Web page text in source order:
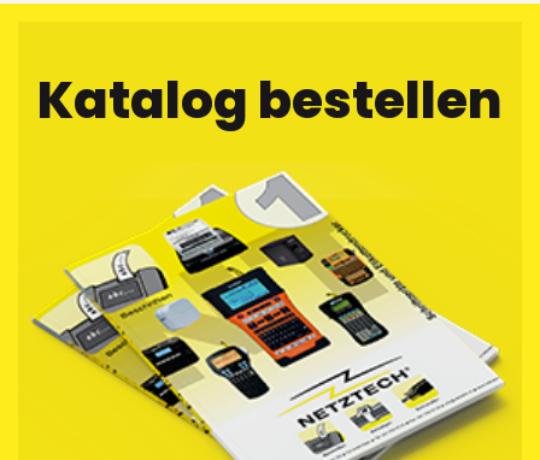
Katalog bestellen